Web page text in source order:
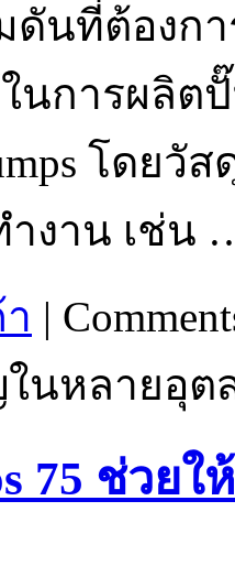
นที่ต้องก
นการผลิ
โดย
ำงาน เช่น
|
นหลายอุต
75 ช่ว